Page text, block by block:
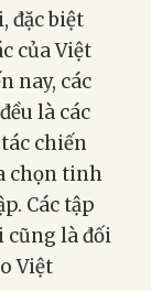
đặc biệt
của Việt
nay, các
là các
chiến
chọn tinh
Các tập
cũng là đối
Việt